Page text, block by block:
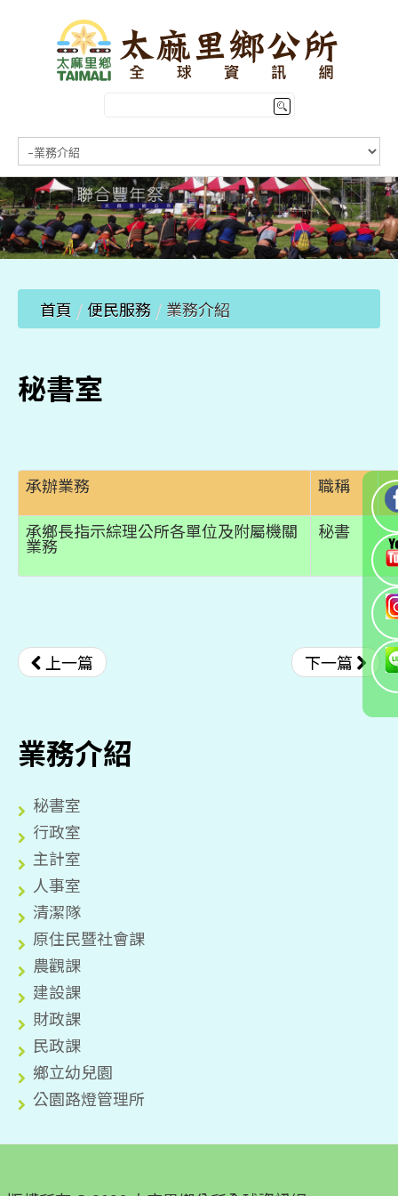
HOME
訊息公告
本鄉簡介
公所介紹
觀光導覽
首頁 /便民服務 / 業務介紹
秘書室
承辦業務
職稱
承鄉長指示綜理公所各單位及附屬機關
業務
秘書
上一篇 下一篇
業務介紹
秘書室
行政室
主計室
人事室
清潔隊
原住民暨社會課
農觀課
建設課
財政課
民政課
鄉立幼兒園
公園路燈管理所